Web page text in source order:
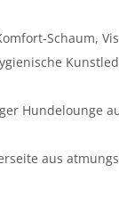
Schaum,
Hundelounge
aus